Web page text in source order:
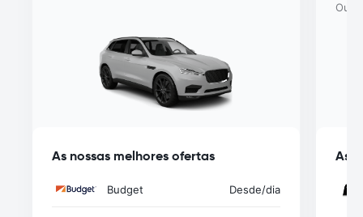
As nossas melhores ofertas
Budget Desde/dia
Ou
As